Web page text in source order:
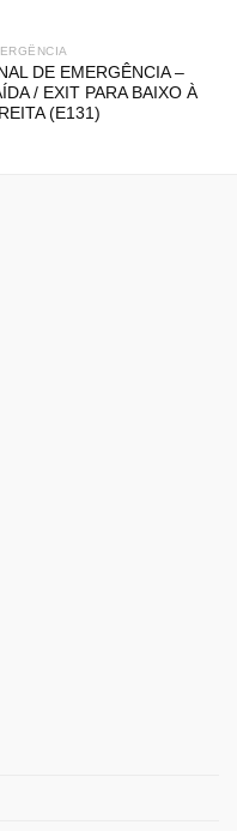
DE EMERGÊNCIA –
/ EXIT PARA BAIXO À
(E131)